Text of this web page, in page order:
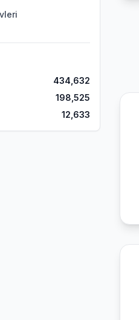
434,632
198,525
12,633